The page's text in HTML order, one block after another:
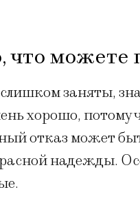
что можете
заняты,
хорошо,
отказ может
надежды.